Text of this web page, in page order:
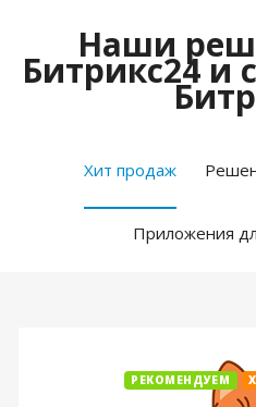
Наши
Битрикс24 и
Хит продаж
Приложения
РЕКОМЕНДУЕМ